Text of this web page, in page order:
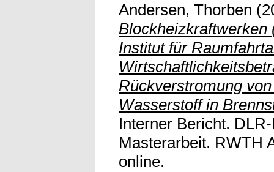
Andersen, Thorben
Institut für
Rückverstromung
Wasserstoff in
Interner Bericht.
Masterarbeit. RWTH
online.